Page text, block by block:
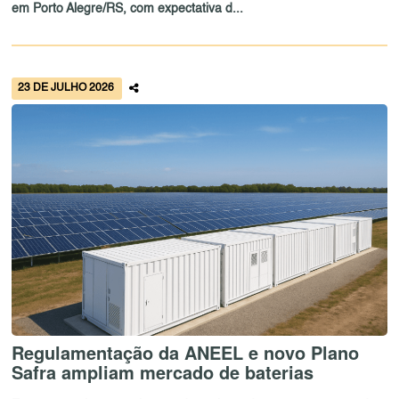
em Porto Alegre/RS, com expectativa d...
23 DE JULHO 2026
Regulamentação da ANEEL e novo Plano
Safra ampliam mercado de baterias